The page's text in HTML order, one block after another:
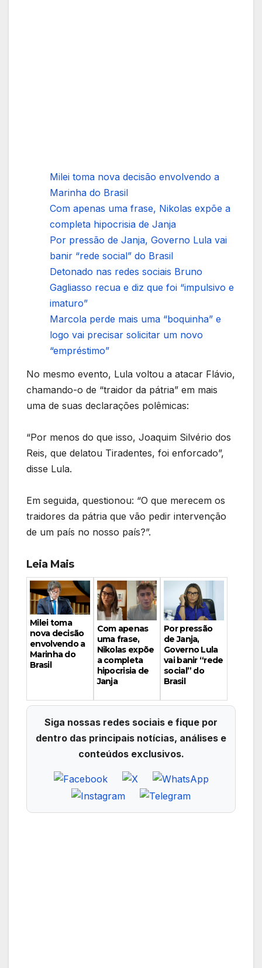
Milei toma nova decisão envolvendo a
Marinha do Brasil
Com apenas uma frase, Nikolas expõe a
completa hipocrisia de Janja
Por pressão de Janja, Governo Lula vai
banir “rede social” do Brasil
Detonado nas redes sociais Bruno
Gagliasso recua e diz que foi “impulsivo e
imaturo”
Marcola perde mais uma “boquinha” e
logo vai precisar solicitar um novo
“empréstimo”
No mesmo evento, Lula voltou a atacar Flávio,
chamando-o de “traidor da pátria” em mais
uma de suas declarações polêmicas:
“Por menos do que isso, Joaquim Silvério dos
Reis, que delatou Tiradentes, foi enforcado”,
disse Lula.
Em seguida, questionou: “O que merecem os
traidores da pátria que vão pedir intervenção
de um país no nosso país?”.
Leia Mais
Milei toma
nova decisão
envolvendo a
Marinha do
Brasil
Com apenas
uma frase,
Nikolas expõe
a completa
hipocrisia de
Janja
Por pressão
de Janja,
Governo Lula
vai banir “rede
social” do
Brasil
Siga nossas redes sociais e fique por
dentro das principais notícias, análises e
conteúdos exclusivos.